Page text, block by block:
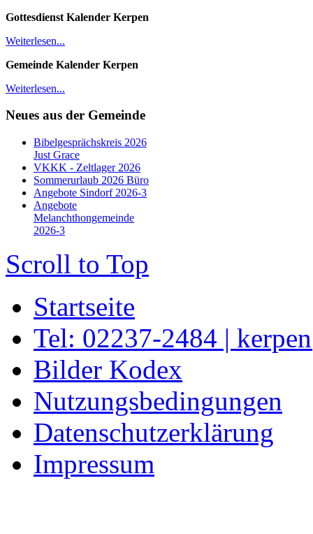
Gottesdienst Kalender Kerpen
Weiterlesen...
Gemeinde Kalender Kerpen
Weiterlesen...
Neues aus der Gemeinde
Bibelgesprächskreis 2026
Just Grace
VKKK - Zeltlager 2026
Sommerurlaub 2026 Büro
Angebote Sindorf 2026-3
Angebote
Melanchthongemeinde
2026-3
Scroll to Top
Startseite
Tel: 02237-2484 |
Bilder Kodex
Nutzungsbedingungen
Datenschutzerklärung
Impressum